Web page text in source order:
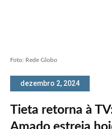
Foto: Rede Globo
dezembro 2, 2024
Tieta retorna à